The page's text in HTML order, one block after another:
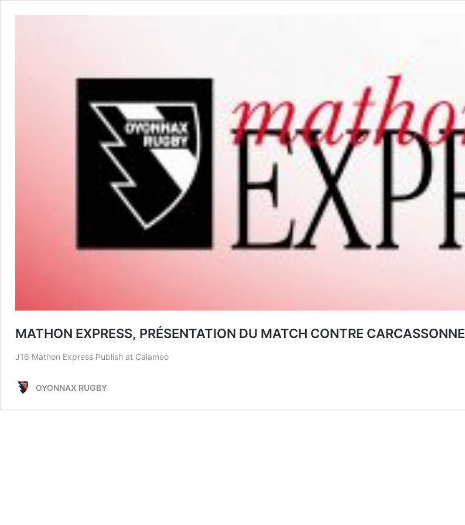
MATHON EXPRESS, PRÉSENTATION DU MATCH CONTRE CARCASSONNE
J16 Mathon Express Publish at Calameo
OYONNAX RUGBY